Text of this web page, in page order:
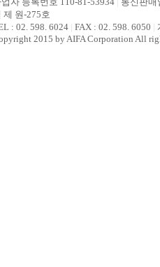
제 원-275호
: 02. 598. 6024
FAX : 02. 598. 6050
2015 by AIFA Corporation All